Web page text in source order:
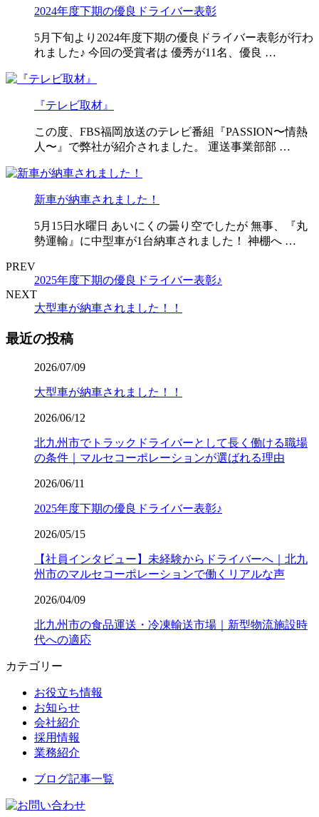
2024年度下期の優良ドライバー表彰
5月下旬より2024年度下期の優良ドライバー表彰が行わ
れました♪ 今回の受賞者は 優秀が11名、優良 …
『テレビ取材』
この度、FBS福岡放送のテレビ番組『PASSION〜情熱
人〜』で弊社が紹介されました。 運送事業部部 …
新車が納車されました！
5月15日水曜日 あいにくの曇り空でしたが 無事、『丸
勢運輸』に中型車が1台納車されました！ 神棚へ …
PREV
2025年度下期の優良ドライバー表彰♪
NEXT
大型車が納車されました！！
最近の投稿
2026/07/09
大型車が納車されました！！
2026/06/12
北九州市でトラックドライバーとして長く働ける職場
の条件｜マルセコーポレーションが選ばれる理由
2026/06/11
2025年度下期の優良ドライバー表彰♪
2026/05/15
【社員インタビュー】未経験からドライバーへ｜北九
州市のマルセコーポレーションで働くリアルな声
2026/04/09
北九州市の食品運送・冷凍輸送市場｜新型物流施設時
代への適応
カテゴリー
お役立ち情報
お知らせ
会社紹介
採用情報
業務紹介
ブログ記事一覧